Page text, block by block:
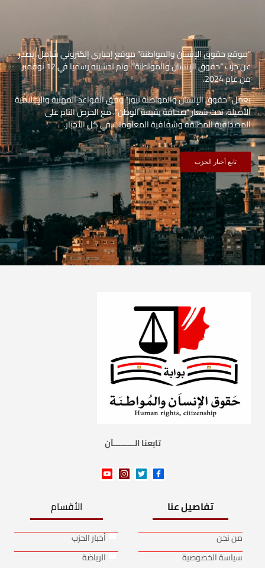
“موقع حقوق الإنسان والمواطنة” موقع إخباري إلكتروني شامل، يصدر
عن حزب “حقوق الإنسان والمواطنة”، وتم تدشينه رسميا في 12 نوفمبر
من عام 2024.
يعمل “حقوق الإنسان والمواطنة نيوز” وفق القواعد المهنية والإعلامية
الأصيلة، تحت شعار “صحافة بقيمة الوطن”، مع الحرص التام على
المصداقية المطلقة وشفافية المعلومات في كل الأخبار.
تابع أخبار الحزب
تابعنا الـــــــــآن
تفاصيل عنا
من نحن
سياسة الخصوصية
الأقسام
أخبار الحزب
الرياضة